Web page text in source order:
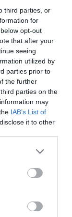
third parties, or
for
opt-out
that after your
seeing
utilized by
parties prior to
the further
parties on the
may
IAB’s List of
it to other
από την
της
καλοκαίρι
(άλλοτε για
του Ακρίτα και
(από τα
φυσικά, του
Στην
και μόνο
τις